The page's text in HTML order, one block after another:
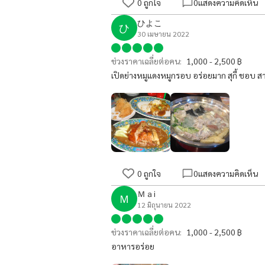
0 ถูกใจ 0แสดงความคิดเห็น
ひ ひよこ
30 เมษายน 2022
ช่วงราคาเฉลี่ยต่อคน: 1,000 - 2,500 ฿
เปิดย่างหมูแดงหมูกรอบ อร่อยมาก สุกี้ ชอบ ส
0 ถูกใจ 0แสดงความคิดเห็น
Ｍ Ｍａi
12 มิถุนายน 2022
ช่วงราคาเฉลี่ยต่อคน: 1,000 - 2,500 ฿
อาหารอร่อย